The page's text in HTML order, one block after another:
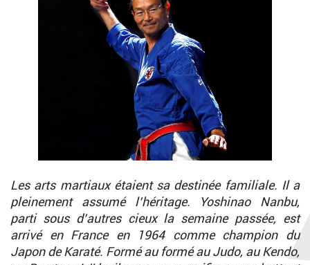
Les arts martiaux étaient sa destinée familiale. Il a
pleinement assumé l’héritage. Yoshinao Nanbu,
parti sous d’autres cieux la semaine passée, est
arrivé en France en 1964 comme champion du
Japon de Karaté. Formé au formé au Judo, au Kendo,